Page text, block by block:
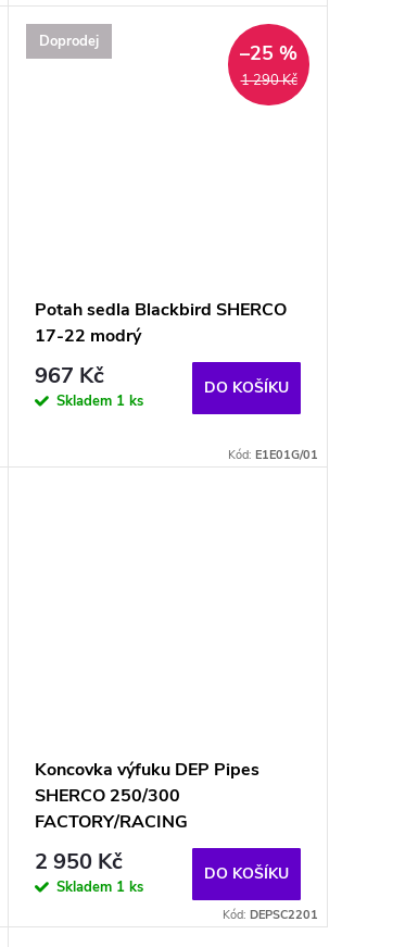
Doprodej
1 290 Kč
–25 %
Potah sedla Blackbird SHERCO
17-22 modrý
967 Kč
Skladem 1 ks
DO KOŠÍKU
Kód: E1E01G/01
Koncovka výfuku DEP Pipes
SHERCO 250/300
FACTORY/RACING
2 950 Kč
Skladem 1 ks
DO KOŠÍKU
Kód: DEPSC2201